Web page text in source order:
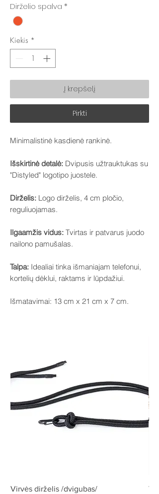
Dirželio spalva *
Kiekis *
Į krepšelį
Pirkti
Minimalistinė kasdienė rankinė.
Išskirtinė detalė: Dvipusis užtrauktukas su
"Distyled" logotipo juostele.
Dirželis: Logo dirželis, 4 cm pločio,
reguliuojamas.
Ilgaamžis vidus: Tvirtas ir patvarus juodo
nailono pamušalas.
Talpa: Idealiai tinka išmaniajam telefonui,
kortelių dėklui, raktams ir lūpdažiui.
Išmatavimai: 13 cm x 21 cm x 7 cm.
Virvės dirželis /dvigubas/